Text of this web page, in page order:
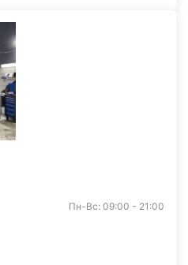
Пн-Вс: 09:00 - 21:00